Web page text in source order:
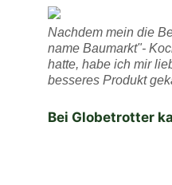
Nachdem mein die
name Baumarkt"-
hatte, habe ich mir
besseres Produkt
Bei Globetrotter